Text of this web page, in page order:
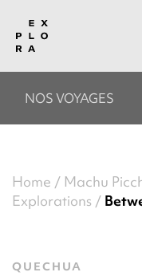
NOS VOYAGES
Home
Machu
Explorations
QUECHUA